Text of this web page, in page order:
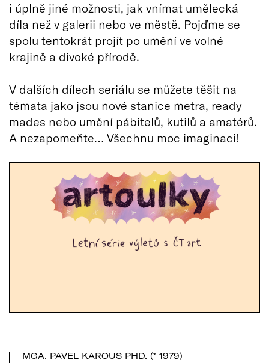
i úplně jiné možnosti, jak vnímat umělecká
díla než v galerii nebo ve městě. Pojďme se
spolu tentokrát projít po umění ve volné
krajině a divoké přírodě.
V dalších dílech seriálu se můžete těšit na
témata jako jsou nové stanice metra, ready
mades nebo umění pábitelů, kutilů a amatérů.
A nezapomeňte… Všechnu moc imaginaci!
MGA. PAVEL KAROUS PHD. (* 1979)